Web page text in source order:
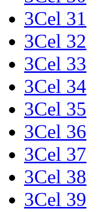
3Cel 31
3Cel 32
3Cel 33
3Cel 34
3Cel 35
3Cel 36
3Cel 37
3Cel 38
3Cel 39